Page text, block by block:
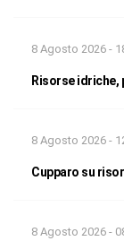
8 Agosto 2026 -
Risorse
8 Agosto 2026 -
Cupparo su
8 Agosto 2026 -